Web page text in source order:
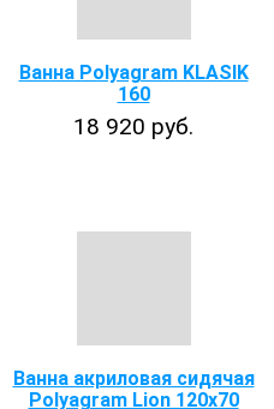
Ванна Polyagram KLASIK
160
18 920 руб.
Ванна акриловая сидячая
Polyagram Lion 120x70